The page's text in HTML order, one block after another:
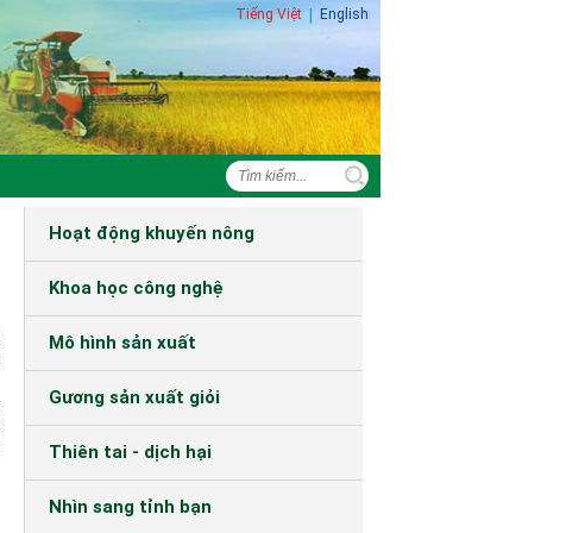
Tiếng Việt| English
Hoạt động khuyến nông
Khoa học công nghệ
Mô hình sản xuất
Gương sản xuất giỏi
Thiên tai - dịch hại
Nhìn sang tỉnh bạn